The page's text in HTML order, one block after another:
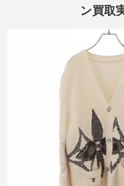
ン買取
ルイヴィトン 26SS グラフィック
買取金額
詳しく見る